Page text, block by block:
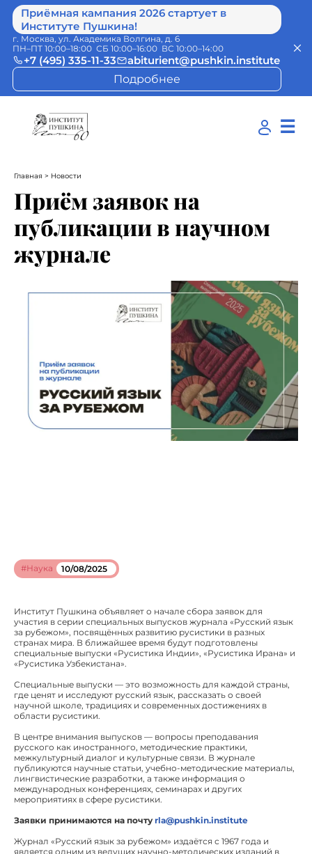
Приёмная кампания 2026 стартует в
Институте Пушкина!
г. Москва, ул. Академика Волгина, д. 6
ПН–ПТ 10:00–18:00 СБ 10:00–16:00 ВС 10:00–14:00
+7 (495) 335-11-33
abiturient@pushkin.institute
Подробнее
☰
Главная > Новости
Приём заявок на
публикации в научном
журнале
#Наука 10/08/2025
Институт Пушкина объявляет о начале сбора заявок для
участия в серии специальных выпусков журнала «Русский язык
за рубежом», посвящённых развитию русистики в разных
странах мира. В ближайшее время будут подготовлены
специальные выпуски «Русистика Индии», «Русистика Ирана» и
«Русистика Узбекистана».
Специальные выпуски — это возможность для каждой страны,
где ценят и исследуют русский язык, рассказать о своей
научной школе, традициях и современных достижениях в
области русистики.
В центре внимания выпусков — вопросы преподавания
русского как иностранного, методические практики,
межкультурный диалог и культурные связи. В журнале
публикуются научные статьи, учебно-методические материалы,
лингвистические разработки, а также информация о
международных конференциях, семинарах и других
мероприятиях в сфере русистики.
Заявки принимаются на почтуrla@pushkin.institute
Журнал «Русский язык за рубежом» издаётся с 1967 года и
является одним из ведущих научно-методических изданий в